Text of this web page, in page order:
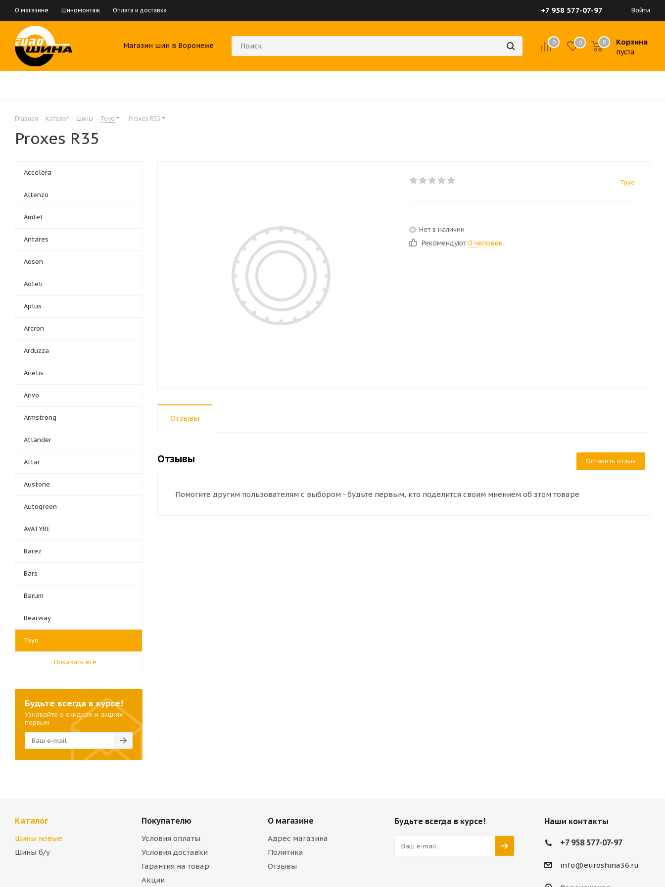
О магазине Шиномонтаж Оплата и доставка Войти
+7 958 577-07-97
Магазин шин в Воронеже 0 0 Корзина
пуста
0
Главная - Каталог - Шины - Toyo - Proxes R35
Proxes R35
Toyo
Нет в наличии
Рекомендуют 0 человек
Отзывы
Отзывы Оставить отзыв
Помогите другим пользователям с выбором - будьте первым, кто поделится своим мнением об этом товаре
Accelera
Altenzo
Amtel
Antares
Aosen
Aoteli
Aplus
Arcron
Arduzza
Arietis
Arivo
Armstrong
Atlander
Attar
Austone
Autogreen
AVATYRE
Barez
Bars
Barum
Bearway
Toyo
Показать все
Будьте всегда в курсе!
Узнавайте о скидках и акциях
первым
Каталог
Шины новые
Шины б/у
Покупателю
Условия оплаты
Условия доставки
Гарантия на товар
Акции
О магазине
Адрес магазина
Политика
Отзывы
Будьте всегда в курсе! Наши контакты
+7 958 577-07-97
info@euroshina36.ru